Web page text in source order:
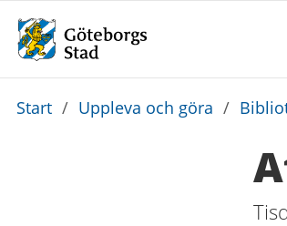
Du
Start / Uppleva och göra /